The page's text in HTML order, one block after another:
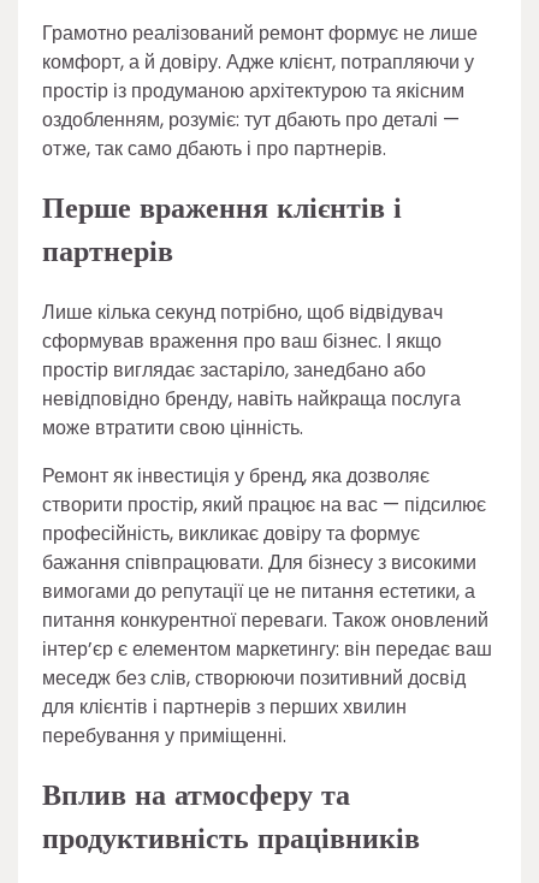
Грамотно реалізований ремонт формує не лише
комфорт, а й довіру. Адже клієнт, потрапляючи у
простір із продуманою архітектурою та якісним
оздобленням, розуміє: тут дбають про деталі —
отже, так само дбають і про партнерів.
Перше враження клієнтів і
партнерів
Лише кілька секунд потрібно, щоб відвідувач
сформував враження про ваш бізнес. І якщо
простір виглядає застаріло, занедбано або
невідповідно бренду, навіть найкраща послуга
може втратити свою цінність.
Ремонт як інвестиція у бренд, яка дозволяє
створити простір, який працює на вас — підсилює
професійність, викликає довіру та формує
бажання співпрацювати. Для бізнесу з високими
вимогами до репутації це не питання естетики, а
питання конкурентної переваги. Також оновлений
інтер’єр є елементом маркетингу: він передає ваш
меседж без слів, створюючи позитивний досвід
для клієнтів і партнерів з перших хвилин
перебування у приміщенні.
Вплив на атмосферу та
продуктивність працівників